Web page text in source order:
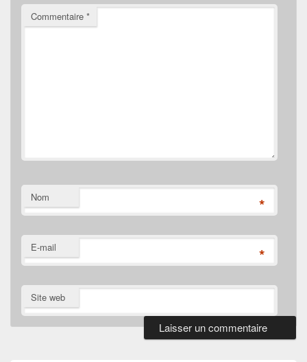
Commentaire *
Nom *
E-mail *
Site web